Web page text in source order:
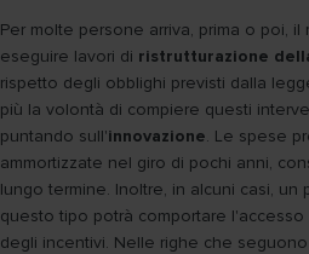
Per molte persone arriva, prima o poi,
eseguire lavori di ristrutturazione
rispetto degli obblighi previsti dalla
più la volontà di compiere questi
puntando sull'innovazione. Le spese
ammortizzate nel giro di pochi anni,
lungo termine. Inoltre, in alcuni casi,
questo tipo potrà comportare
degli incentivi. Nelle righe che